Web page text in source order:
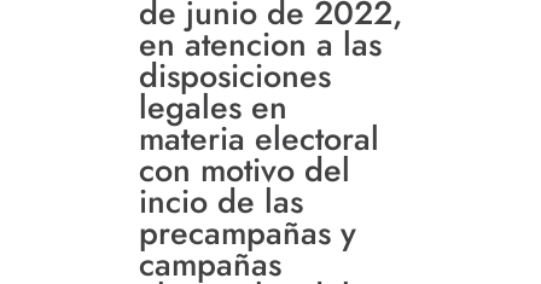
de junio de 2022,
en atencion a las
disposiciones
legales en
materia electoral
con motivo del
incio de las
precampañas y
campañas